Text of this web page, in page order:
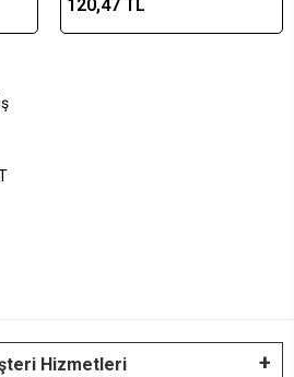
Eşyası*12x16
120,47 TL
Hizmetleri